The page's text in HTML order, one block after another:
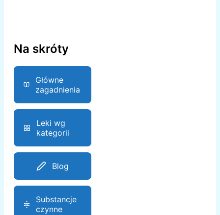
Na skróty
Główne
zagadnienia
Leki wg
kategorii
Blog
Substancje
czynne